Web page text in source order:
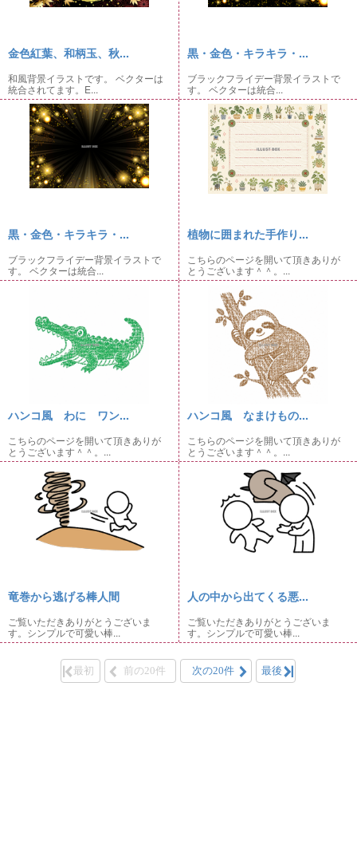
金色紅葉、和柄玉、秋...
和風背景イラストです。 ベクターは
統合されてます。E...
黒・金色・キラキラ・...
ブラックフライデー背景イラストで
す。 ベクターは統合...
黒・金色・キラキラ・...
ブラックフライデー背景イラストで
す。 ベクターは統合...
植物に囲まれた手作り...
こちらのページを開いて頂きありが
とうございます＾＾。...
ハンコ風 わに ワン...
こちらのページを開いて頂きありが
とうございます＾＾。...
ハンコ風 なまけもの...
こちらのページを開いて頂きありが
とうございます＾＾。...
竜巻から逃げる棒人間
ご覧いただきありがとうございま
す。シンプルで可愛い棒...
人の中から出てくる悪...
ご覧いただきありがとうございま
す。シンプルで可愛い棒...
最初 前の20件 次の20件 最後